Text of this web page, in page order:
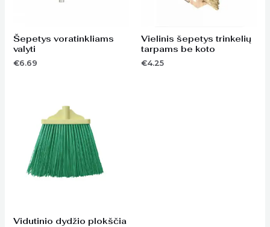
Šepetys voratinkliams
valyti
€6.69
Vielinis šepetys trinkelių
tarpams be koto
€4.25
Vidutinio dydžio plokščia